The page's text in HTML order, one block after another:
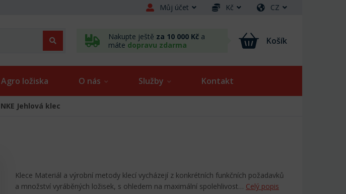
Můj účet Kč CZ
Nakupte ještě za 10 000 Kč a
máte dopravu zdarma Košík
Agro ložiska O nás Služby Kontakt
Jehlová klec
Klece Materiál a výrobní metody klecí vycházejí z konkrétních funkčních požadavků
a množství vyráběných ložisek, s ohledem na maximální spolehlivost… Celý popis